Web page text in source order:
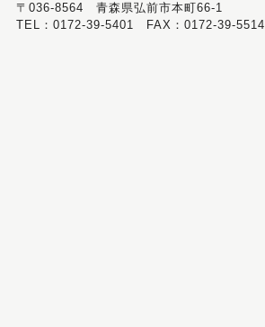
〒036-8564 青森県弘前市本町66-1
TEL：0172-39-5401 FAX：0172-39-5514